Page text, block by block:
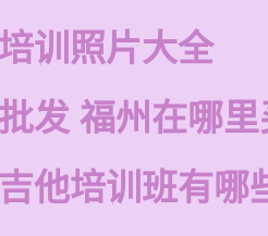
训照片大全
发 福州在哪
他培训班有哪